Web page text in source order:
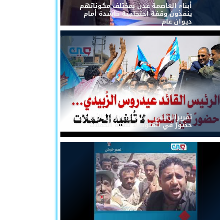
أبناء العاصمة عدن بمختلف مكوناتهم
ينفذون وقفة احتجاجية حاشدة أمام
ديوان عام
تقريرالرئيس القائد عيدروس الزُبيدي...
حضورٌ في القلوب لا تُلغيه الحملات